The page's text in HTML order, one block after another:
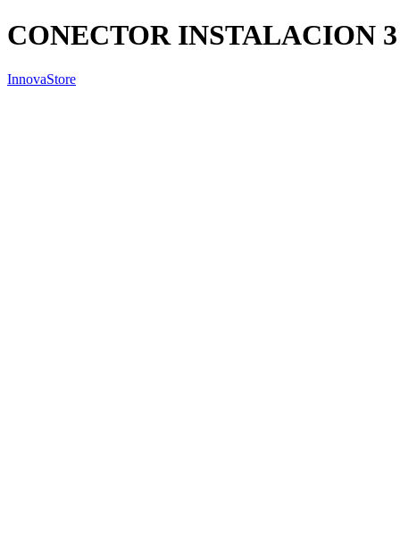
CONECTOR INSTALACION
InnovaStore